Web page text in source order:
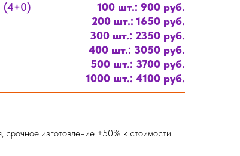
100 шт.: 900 руб.
200 шт.: 1650 руб.
300 шт.: 2350 руб.
400 шт.: 3050 руб.
500 шт.: 3700 руб.
1000 шт.: 4100 руб.
срочное изготовление +50% к стоимости